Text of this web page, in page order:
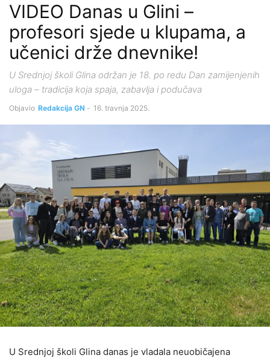
VIDEO Danas u Glini –
profesori sjede u klupama, a
učenici drže dnevnike!
U Srednjoj školi Glina održan je 18. po redu Dan zamijenjenih
uloga – tradicija koja spaja, zabavlja i podučava
Objavio Redakcija GN - 16. travnja 2025.
U Srednjoj školi Glina danas je vladala neuobičajena